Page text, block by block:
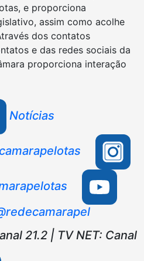
e proporciona
assim como acolhe
dos contatos
e das redes sociais da
proporciona interação
Notícias
21.2 | TV NET: Canal